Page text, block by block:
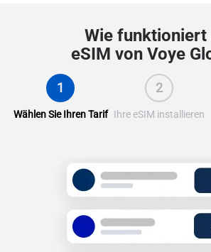
Wie funktioniert
eSIM von Voye
1
Wählen Sie Ihren Tarif
2
Ihre eSIM installieren